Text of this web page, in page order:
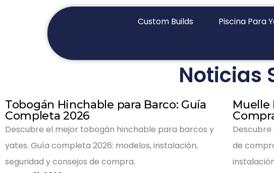
Custom Builds Piscina Para
Noticias
Tobogán Hinchable para Barco: Guía
Completa 2026
Descubre el mejor tobogán hinchable para barcos y
yates. Guía completa 2026: modelos, instalación,
seguridad y consejos de compra.
Muelle
de